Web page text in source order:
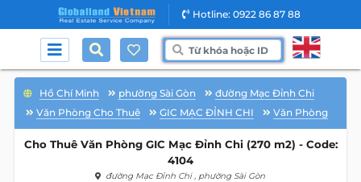
Hotline: 0922 86 87 88
Hồ Chí Minh phường Sài Gòn
đường Mạc Đỉnh Chi
Văn Phòng Cho Thuê
GIC MẠC ĐỈNH CHI Văn Phòng
Cho Thuê Văn Phòng GIC Mạc Đỉnh Chi (270 m2) - Code:
4104
đường Mạc Đỉnh Chi , phường Sài Gòn